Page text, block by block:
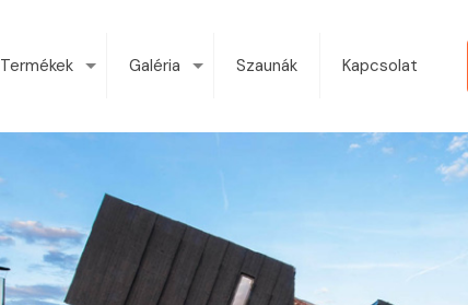
Termékek Galéria Szaunák Kapcsolat